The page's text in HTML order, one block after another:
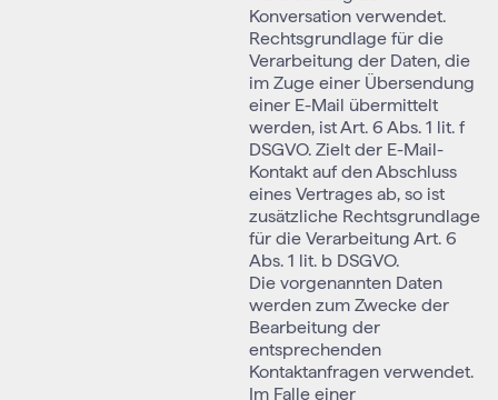
Konversation verwendet.
Rechtsgrundlage für die
Verarbeitung der Daten, die
im Zuge einer Übersendung
einer E-Mail übermittelt
werden, ist Art. 6 Abs. 1 lit. f
DSGVO. Zielt der E-Mail-
Kontakt auf den Abschluss
eines Vertrages ab, so ist
zusätzliche Rechtsgrundlage
für die Verarbeitung Art. 6
Abs. 1 lit. b DSGVO.
Die vorgenannten Daten
werden zum Zwecke der
Bearbeitung der
entsprechenden
Kontaktanfragen verwendet.
Im Falle einer